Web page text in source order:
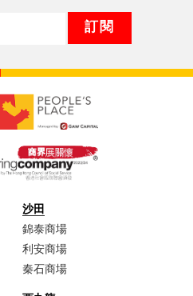
沙田
錦泰商場
利安商場
秦石商場